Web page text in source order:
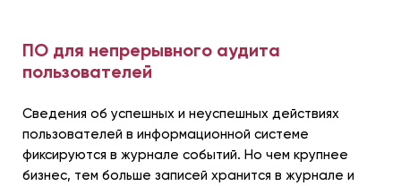
ПО для непрерывного аудита
пользователей
Сведения об успешных и неуспешных действиях
пользователей в информационной системе
фиксируются в журнале событий. Но чем крупнее
бизнес, тем больше записей хранится в журнале и